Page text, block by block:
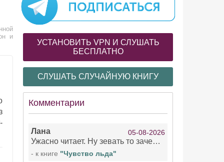
и
УСТАНОВИТЬ VPN И СЛУШАТЬ
БЕСПЛАТНО
СЛУШАТЬ СЛУЧАЙНУЮ КНИГУ
Комментарии
Лана 05-08-2026
Ужасно читает. Ну зевать то зачем. Уже не говорю, что ударения ставит, как хочет.
- к книге "Чувство льда"